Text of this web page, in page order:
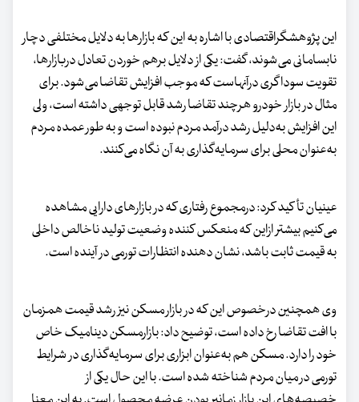
این پژوهشگراقتصادی با اشاره به این که بازارها به دلایل مختلفی دچار
نابسامانی می‌شوند، گفت: یکی از دلایل برهم خوردن تعادل دربازارها،
تقویت سوداگری درآنهاست که موجب افزایش تقاضا می‌شود. برای
مثال در بازار خودرو هرچند تقاضا رشد قابل توجهی داشته است، ولی
این افزایش به‌دلیل رشد درآمد مردم نبوده است و به طور عمده مردم
به‌عنوان محلی برای سرمایه‌گذاری به آن نگاه می‌کنند.
عینیان تأکید کرد: درمجموع رفتاری که در بازارهای دارایی مشاهده
می‌کنیم بیشتر ازاین که منعکس کننده وضعیت تولید ناخالص داخلی
به قیمت ثابت باشد، نشان دهنده انتظارات تورمی در آینده است.
وی همچنین درخصوص این که در بازار مسکن نیز رشد قیمت همزمان
با افت تقاضا رخ داده است، توضیح داد: بازارمسکن دینامیک خاص
خود را دارد. مسکن هم به‌عنوان ابزاری برای سرمایه‌گذاری در شرایط
تورمی در میان مردم شناخته شده است. با این حال یکی از